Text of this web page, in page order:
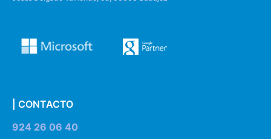
| CONTACTO
924 26 06 40